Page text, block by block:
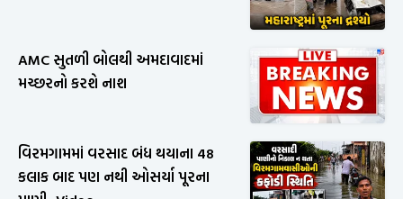
AMC સુતળી બોલથી અમદાવાદમાં
મચ્છરનો કરશે નાશ
વિરમગામમાં વરસાદ બંધ થયાના 48
કલાક બાદ પણ નથી ઓસર્યા પૂરના